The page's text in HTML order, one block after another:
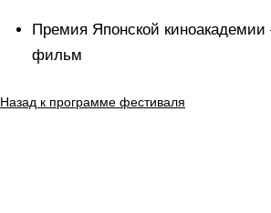
Премия Японской
фильм
Назад к программе фестиваля